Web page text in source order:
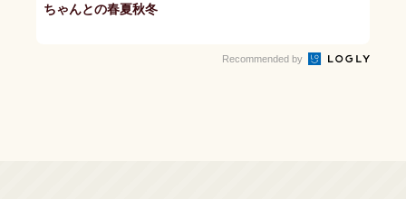
ちゃんとの春夏秋冬
Recommended by